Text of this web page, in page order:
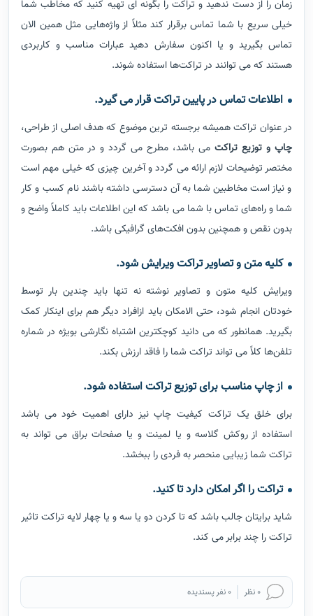
زمان را از دست ندهید و تراکت را بگونه ای تهیه کنید که مخاطب شما
خیلی سریع با شما تماس برقرار کند مثلاً از واژه‌هایی مثل همین الان
تماس بگیرید و یا اکنون سفارش دهید عبارات مناسب و کاربردی
هستند که می توانند در تراکت‌ها استفاده شوند.
اطلاعات تماس در پایین تراکت قرار می گیرد.
در عنوان تراکت همیشه برجسته ترین موضوع که هدف اصلی از طراحی،
چاپ و توزیع تراکت
می باشد، مطرح می گردد و در متن هم بصورت
مختصر توضیحات لازم ارائه می گردد و آخرین چیزی که خیلی مهم است
و نیاز است مخاطبین شما به آن دسترسی داشته باشند نام کسب و کار
شما و راه‌های تماس با شما می باشد که این اطلاعات باید کاملاً واضح و
بدون نقص و همچنین بدون افکت‌های گرافیکی باشد.
کلیه متن و تصاویر تراکت ویرایش شود.
ویرایش کلیه متون و تصاویر نوشته نه تنها باید چندین بار توسط
خودتان انجام شود، حتی الامکان باید ازافراد دیگر هم برای اینکار کمک
بگیرید.
همانطور که می دانید کوچکترین اشتباه نگارشی بویژه در شماره
تلفن‌ها کلاً می تواند تراکت شما را فاقد ارزش بکند.
از چاپ مناسب برای توزیع تراکت استفاده شود.
برای خلق یک تراکت کیفیت چاپ نیز دارای اهمیت خود می باشد
استفاده از روکش گلاسه و یا لمینت و یا صفحات براق می تواند به
تراکت شما زیبایی منحصر به فردی را ببخشد.
تراکت را اگر امکان دارد تا کنید.
شاید برایتان جالب باشد که تا کردن دو یا سه و یا چهار لایه تراکت تاثیر
تراکت را چند برابر می کند.